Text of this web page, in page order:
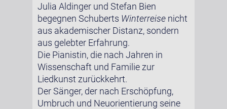
Julia Aldinger und Stefan Bien
begegnen Schuberts Winterreise nicht
aus akademischer Distanz, sondern
aus gelebter Erfahrung.
Die Pianistin, die nach Jahren in
Wissenschaft und Familie zur
Liedkunst zurückkehrt.
Der Sänger, der nach Erschöpfung,
Umbruch und Neuorientierung seine